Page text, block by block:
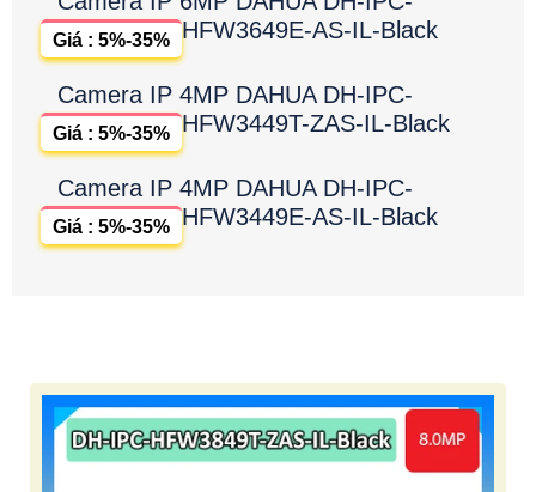
HFW3649E-AS-IL-Black
Giá : 5%-35%
Camera IP 4MP DAHUA DH-IPC-
HFW3449T-ZAS-IL-Black
Giá : 5%-35%
Camera IP 4MP DAHUA DH-IPC-
HFW3449E-AS-IL-Black
Giá : 5%-35%